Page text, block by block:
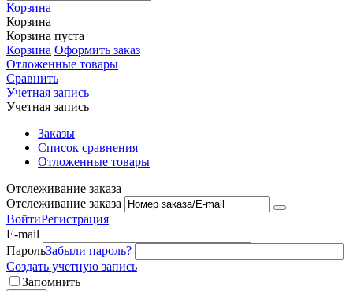
Корзина
Корзина
Корзина пуста
Корзина Оформить заказ
Отложенные товары
Сравнить
Учетная запись
Учетная запись
Заказы
Список сравнения
Отложенные товары
Отслеживание заказа
Отслеживание заказа
ВойтиРегистрация
E-mail
ПарольЗабыли пароль?
Создать учетную запись
Запомнить